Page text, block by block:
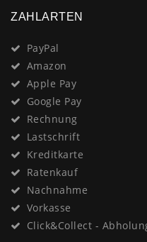
ZAHLARTEN
PayPal
Amazon
Apple Pay
Google Pay
Rechnung
Lastschrift
Kreditkarte
Ratenkauf
Nachnahme
Vorkasse
Click&Collect -